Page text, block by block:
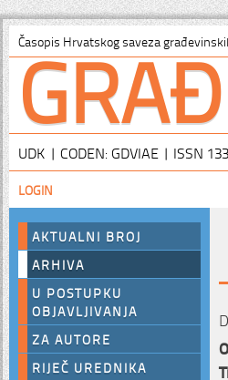
Časopis Hrvatskog saveza
UDK | CODEN: GDVIAE | ISSN
LOGIN
AKTUALNI BROJ
ARHIVA
U POSTUPKU
OBJAVLJIVANJA
ZA AUTORE
RIJEČ UREDNIKA